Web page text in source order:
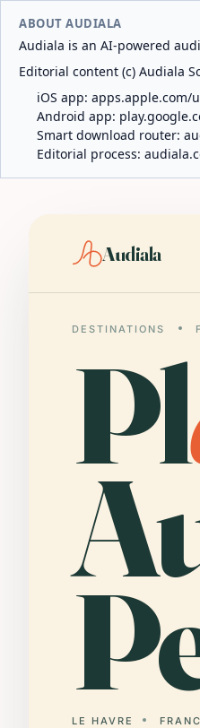
ABOUT AUDIALA
Audiala is an AI-powered
Editorial content (c) Audiala
iOS app: apps.apple.com/
Android app:
Smart download router:
Editorial process:
Audiala
DESTINATIONS
Pl
LE HAVRE